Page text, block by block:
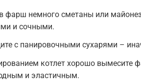
фарш немного сметаны или
и сочными.
с панировочными сухарями –
котлет хорошо вымесите
и эластичным.